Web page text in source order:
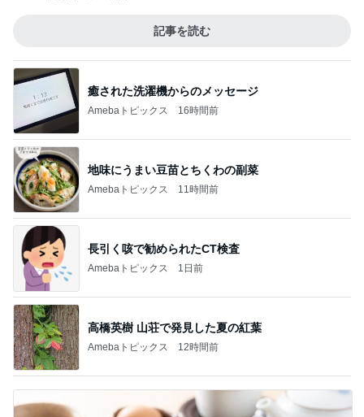
記事を読む
癒された洗濯機からのメッセージ
Amebaトピックス 16時間前
地味にうまい豆苗とちくわの副菜
Amebaトピックス 11時間前
長引く咳で勧められたCT検査
Amebaトピックス 1日前
高橋英樹 山荘で発見した夏の紅葉
Amebaトピックス 12時間前